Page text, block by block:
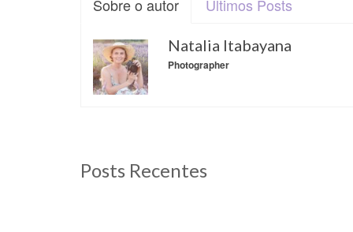
Sobre o autor Últimos Posts
Natalia Itabayana
Photographer
Posts Recentes